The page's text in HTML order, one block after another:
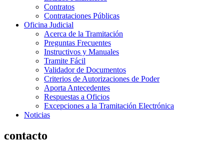
Contratos
Contrataciones Públicas
Oficina Judicial
Acerca de la Tramitación
Preguntas Frecuentes
Instructivos y Manuales
Tramite Fácil
Validador de Documentos
Criterios de Autorizaciones de Poder
Aporta Antecedentes
Respuestas a Oficios
Excepciones a la Tramitación Electrónica
Noticias
contacto